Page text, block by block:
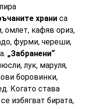
храни са
омлет, кафяв ориз,
фурми, череши,
„Забранени“
лук, маруля,
боровинки,
Когато става
избягват бирата,